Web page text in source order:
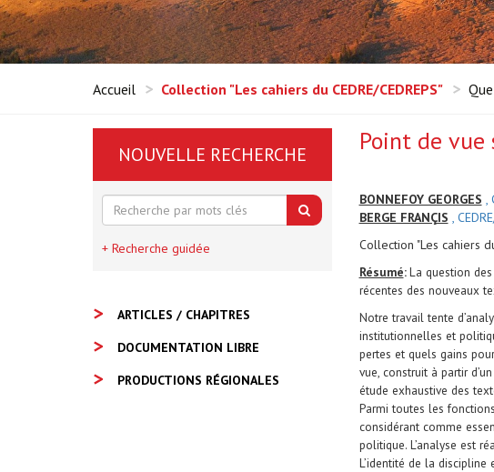
Accueil Collection "Les cahiers du CEDRE/CEDREPS"
Point de vue
BONNEFOY GEORGES ,
BERGE FRANÇIS ,
Collection "Les cahiers
Résumé:La question
récentes des nouveaux
Notre travail tente
institutionnelles et
pertes et quels gains
vue, construit à partir
étude exhaustive des
Parmi toutes les
considérant comme
politique. L’analyse est
L’identité de la
NOUVELLE RECHERCHE
+ Recherche guidée
ARTICLES / CHAPITRES
DOCUMENTATION LIBRE
PRODUCTIONS RÉGIONALES